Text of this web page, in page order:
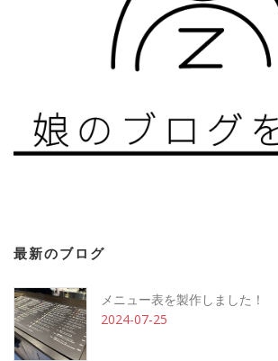
最新のブログ
メニュー表を製作しました！
2024-07-25